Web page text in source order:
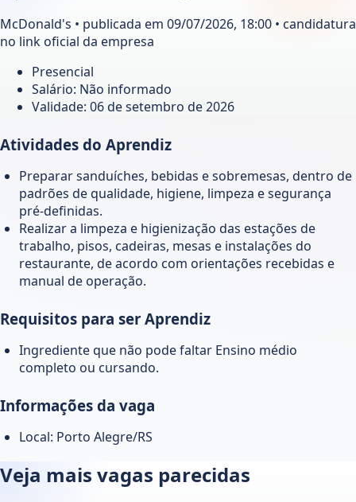
McDonald's • publicada em 09/07/2026, 18:00 • candidatura
no link oficial da empresa
Presencial
Salário: Não informado
Validade: 06 de setembro de 2026
Atividades do Aprendiz
Preparar sanduíches, bebidas e sobremesas, dentro de
padrões de qualidade, higiene, limpeza e segurança
pré-definidas.
Realizar a limpeza e higienização das estações de
trabalho, pisos, cadeiras, mesas e instalações do
restaurante, de acordo com orientações recebidas e
manual de operação.
Requisitos para ser Aprendiz
Ingrediente que não pode faltar Ensino médio
completo ou cursando.
Informações da vaga
Local: Porto Alegre/RS
Veja mais vagas parecidas